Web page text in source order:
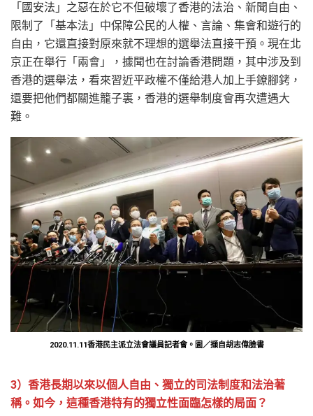
「國安法」之惡在於它不但破壞了香港的法治、新聞自由、
限制了「基本法」中保障公民的人權、言論、集會和遊行的
自由，它還直接對原來就不理想的選舉法直接干預。現在北
京正在舉行「兩會」，據聞也在討論香港問題，其中涉及到
香港的選舉法，看來習近平政權不僅給港人加上手鐐腳銬，
還要把他們都關進籠子裏，香港的選舉制度會再次遭遇大
難。
2020.11.11香港民主派立法會議員記者會。圖／擷自胡志偉臉書
3）香港長期以來以個人自由、獨立的司法制度和法治著
稱。如今，這種香港特有的獨立性面臨怎樣的局面？